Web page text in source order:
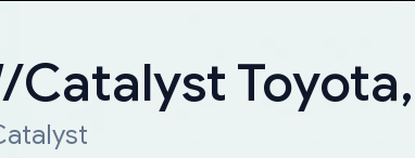
Catalyst